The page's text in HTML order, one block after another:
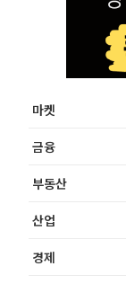
마켓
금융
부동산
산업
경제